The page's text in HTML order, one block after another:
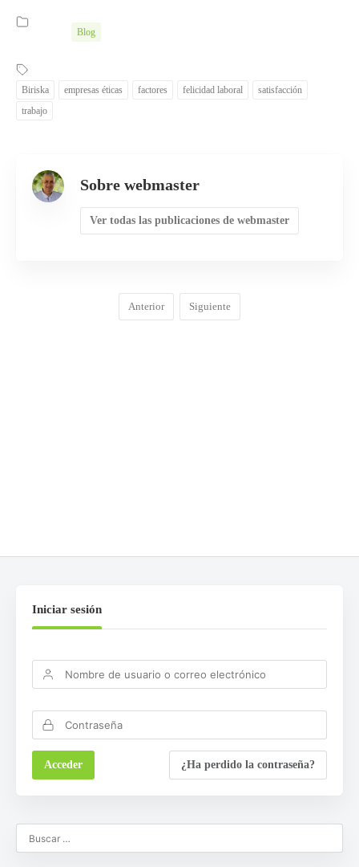
Blog
Biriska empresas éticas factores felicidad laboral
satisfacción
trabajo
Sobre webmaster
Ver todas las publicaciones de webmaster
Anterior Siguiente
Iniciar sesión
¿Ha perdido la contraseña?